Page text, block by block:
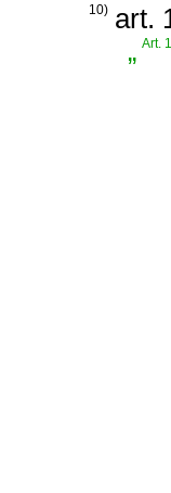
10) art.
„Art.